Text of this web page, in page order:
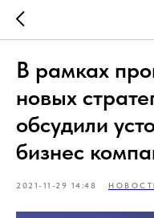
В рамках
новых
обсудили
бизнес
2021-11-29 14:48